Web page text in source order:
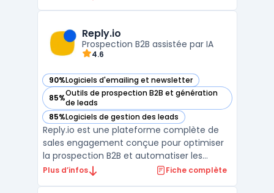
permet aux entreprises de gérer
efficacement leurs campagnes de
marketing numé ...
Reply.io
Prospection B2B assistée par IA
4.6
90%Logiciels d'emailing et newsletter
— voir Reply.io dans cette catégorie
85%Outils de prospection B2B et génération
de leads
— voir Reply.io dans cette catégorie
85%Logiciels de gestion des leads
— voir Reply.io dans cette catégorie
Reply.io est une plateforme complète de
sales engagement conçue pour optimiser
la prospection B2B et automatiser les
interactions commerciales. S'appuyant sur
Plus d’infos Fiche complète